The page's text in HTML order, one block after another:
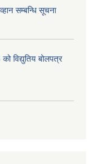
सम्बन्धि सूचना
विद्युतिय बोलपत्र